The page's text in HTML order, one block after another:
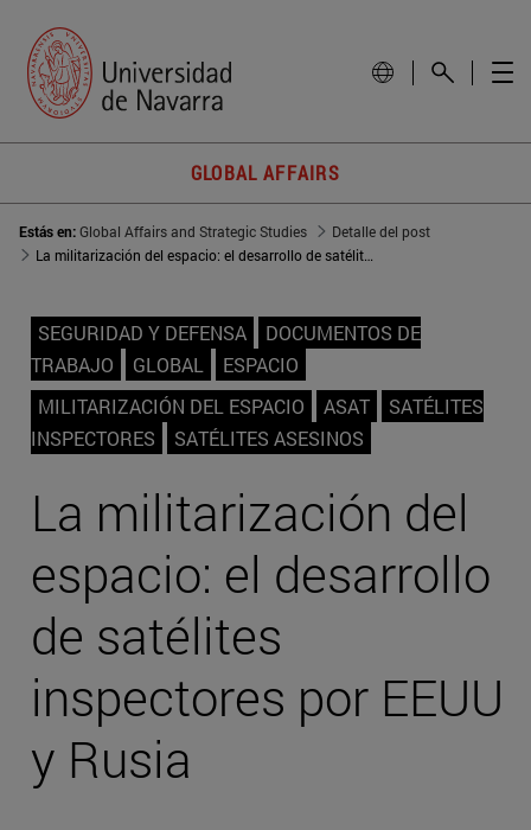
GLOBAL AFFAIRS
Estás en:Global Affairs and Strategic Studies
Detalle del post
La militarización del espacio: el desarrollo de satélites inspectores por EEUU y Rusia
SEGURIDAD Y DEFENSA
DOCUMENTOS DE
TRABAJO
GLOBAL
ESPACIO
MILITARIZACIÓN DEL ESPACIO
ASAT
SATÉLITES
INSPECTORES
SATÉLITES ASESINOS
La militarización del
espacio: el desarrollo
de satélites
inspectores por EEUU
y Rusia